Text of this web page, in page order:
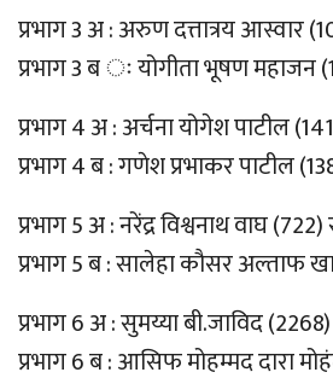
प्रभाग 3 अ : अरुण दत्तात्रय आस्वार
प्रभाग 3 ब ः योगीता भूषण महाजन
प्रभाग 4 अ : अर्चना योगेश पाटील
प्रभाग 4 ब : गणेश प्रभाकर पाटील
प्रभाग 5 अ : नरेंद्र विश्वनाथ वाघ (722)
प्रभाग 5 ब : सालेहा कौसर अल्ताफ
प्रभाग 6 अ : सुमय्या बी.जाविद (2268)
प्रभाग 6 ब : आसिफ मोहम्मद दारा